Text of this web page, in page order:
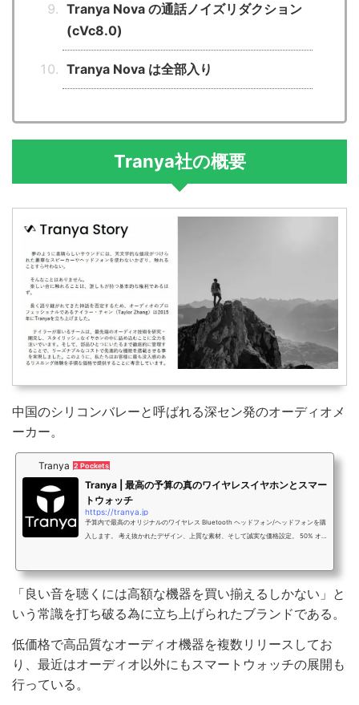
Tranya Nova の通話ノイズリダクション
(cVc8.0)
Tranya Nova は全部入り
Tranya社の概要
中国のシリコンバレーと呼ばれる深セン発のオーディオメ
ーカー。
Tranya 2 Pockets
Tranya | 最高の予算の真のワイヤレスイヤホンとスマー
トウォッチ
https://tranya.jp
予算内で最高のオリジナルのワイヤレス Bluetooth ヘッドフォン/ヘッドフォンを購
入します。 考え抜かれたデザイン、上質な素材、そして誠実な価格設定。 50% オ
「良い音を聴くには高額な機器を買い揃えるしかない」と
いう常識を打ち破る為に立ち上げられたブランドである。
低価格で高品質なオーディオ機器を複数リリースしてお
り、最近はオーディオ以外にもスマートウォッチの展開も
行っている。